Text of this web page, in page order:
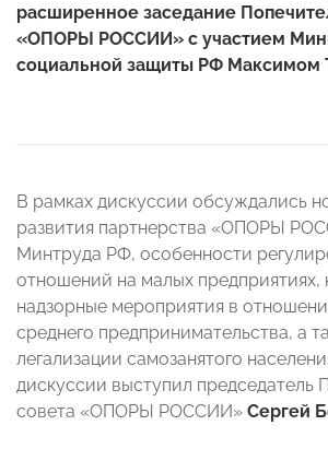
расширенное заседание
«ОПОРЫ РОССИИ» с участием
социальной защиты РФ Максимом
В рамках дискуссии обсуждались
развития партнерства «ОПОРЫ
Минтруда РФ, особенности
отношений на малых предприятиях,
надзорные мероприятия в
среднего предпринимательства, а
легализации самозанятого
дискуссии выступил председатель
совета «ОПОРЫ РОССИИ» Сергей